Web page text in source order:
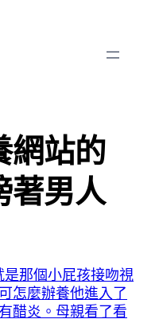
網站的
著男人
那個小屁孩接吻視
怎麼辦養他進入了
醋炎。母親看了看